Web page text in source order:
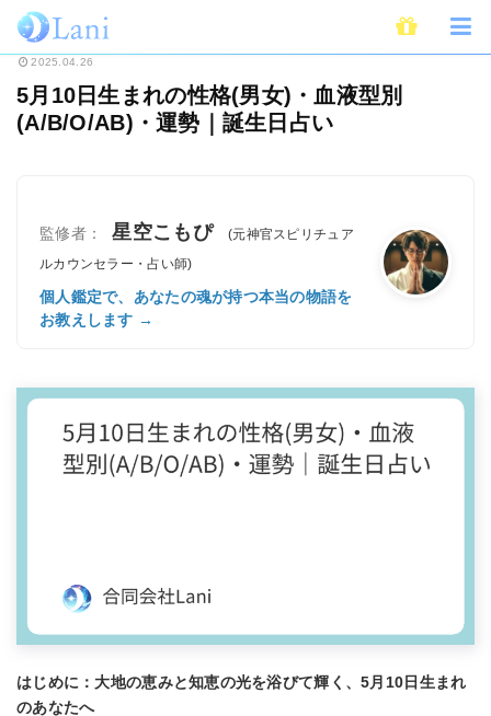
ホーム 占い 5月10日生まれの性格(男女)・血液型別(A/B/O/
2025.04.26
5月10日生まれの性格(男女)・血液型別
(A/B/O/AB)・運勢｜誕生日占い
監修者： 星空こもぴ
(元神官スピリチュア
ルカウンセラー・占い師)
個人鑑定で、あなたの魂が持つ本当の物語を
お教えします →
はじめに：大地の恵みと知恵の光を浴びて輝く、5月10日生まれ
のあなたへ